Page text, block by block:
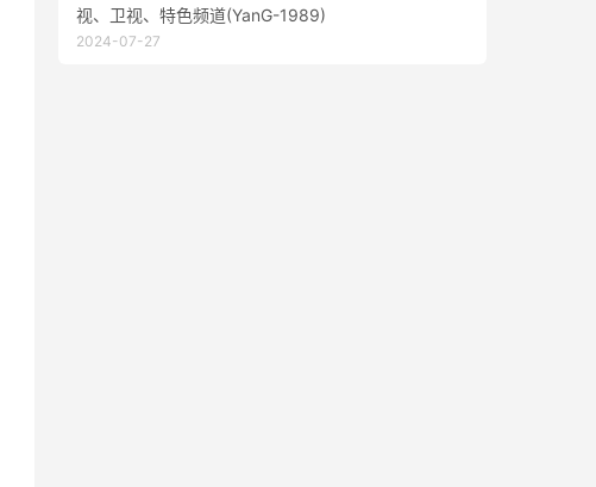
视、卫视、特色频道(YanG-1989)
2024-07-27